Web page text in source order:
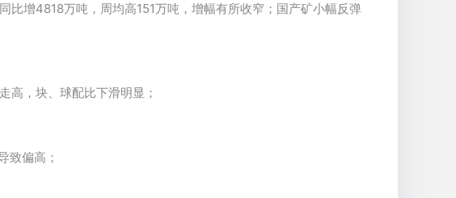
增4818万吨，周均高151万吨，增幅有所收窄；国产矿小幅反弹
高，块、球配比下滑明显；
致偏高；